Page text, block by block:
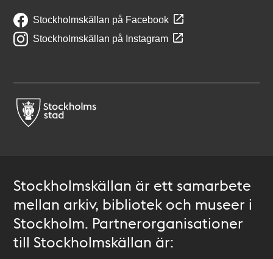
Stockholmskällan på Facebook
Stockholmskällan på Instagram
Stockholmskällan är ett samarbete
mellan arkiv, bibliotek och museer i
Stockholm. Partnerorganisationer
till Stockholmskällan är: